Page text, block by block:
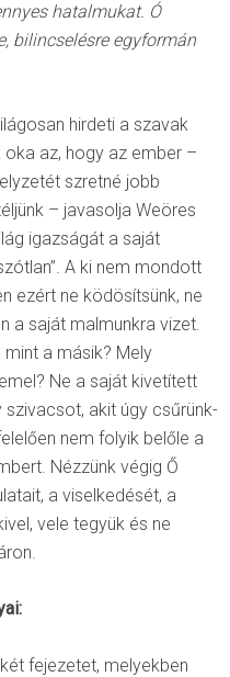
hatalmukat. Ó
bilincselésre egyformán
hirdeti a szavak
az, hogy az ember –
szretné jobb
– javasolja Weöres
igazságát a saját
A ki nem mondott
ezért ne ködösítsünk, ne
a saját malmunkra vizet.
a másik? Mely
Ne a saját kivetített
akit úgy csűrünk-
nem folyik belőle a
Nézzünk végig Ő
a viselkedését, a
vele tegyük és ne
fejezetet, melyekben